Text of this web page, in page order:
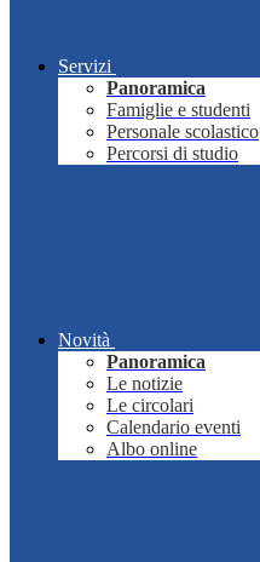
Servizi
Panoramica
Famiglie e studenti
Personale scolastico
Percorsi di studio
Novità
Panoramica
Le notizie
Le circolari
Calendario eventi
Albo online